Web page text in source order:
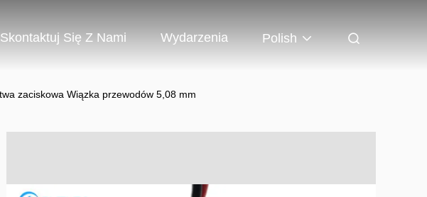
Skontaktuj Się Z Nami Wydarzenia Polish
zaciskowa Wiązka przewodów 5,08 mm